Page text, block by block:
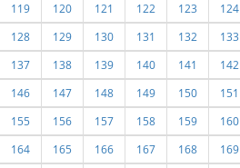
119
120 121 122 123 124
128
129 130 131 132 133
137
138 139 140 141 142
146
147 148 149 150 151
155
156 157 158 159 160
164
165 166 167 168 169